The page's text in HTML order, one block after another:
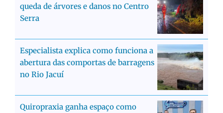
queda de árvores e danos no Centro
Serra
Especialista explica como funciona a
abertura das comportas de barragens
no Rio Jacuí
Quiropraxia ganha espaço como